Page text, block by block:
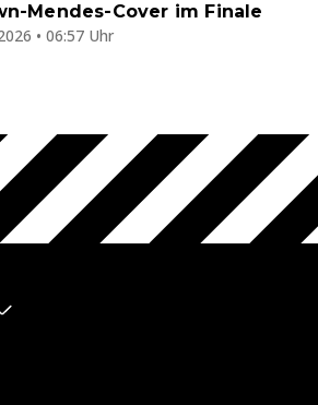
Mendes-Cover im Finale
• 06:57 Uhr